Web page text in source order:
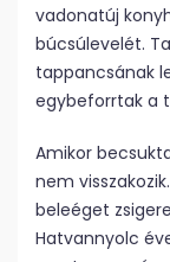
vadonatúj
búcsúlevelét.
tappancsának
egybeforrtak a
Amikor
nem
beleéget
Hatvannyolc